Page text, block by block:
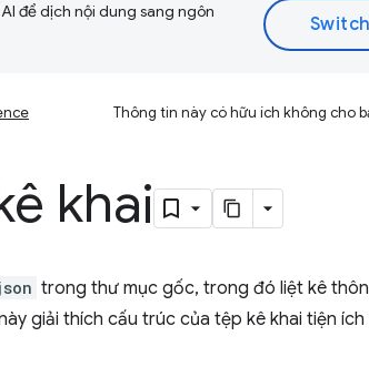
để dịch nội dung sang ngôn
Thông tin này có hữu ích không cho
khai
trong thư mục gốc, trong đó liệt kê
giải thích cấu trúc của tệp kê khai tiện